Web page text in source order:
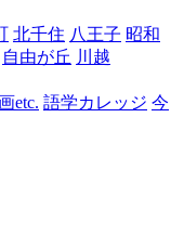
浜
北千住 八王子 昭和
自由が丘 川越
etc. 語学カレッジ 今